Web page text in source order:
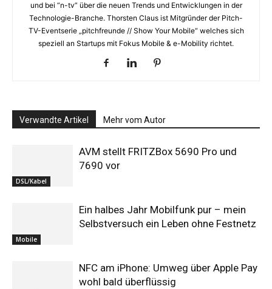
und bei “n-tv” über die neuen Trends und Entwicklungen in der
Technologie-Branche. Thorsten Claus ist Mitgründer der Pitch-
TV-Eventserie „pitchfreunde // Show Your Mobile“ welches sich
speziell an Startups mit Fokus Mobile & e-Mobility richtet.
Verwandte Artikel Mehr vom Autor
DSL/Kabel
AVM stellt FRITZBox 5690 Pro und
7690 vor
Mobile
Ein halbes Jahr Mobilfunk pur – mein
Selbstversuch ein Leben ohne Festnetz
NFC am iPhone: Umweg über Apple Pay
wohl bald überflüssig